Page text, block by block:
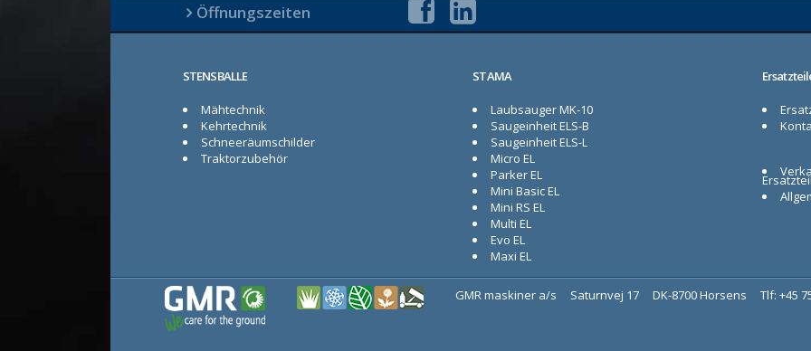
Öffnungszeiten
STENSBALLE
Mähtechnik
Kehrtechnik
Schneeräumschilder
Traktorzubehör
STAMA
Laubsauger MK-10
Saugeinheit ELS-B
Saugeinheit ELS-L
Micro EL
Parker EL
Mini Basic EL
Mini RS EL
Multi EL
Evo EL
Maxi EL
GMR maskiner a/s Saturnvej 17 DK-8700 Horsens Tlf: +45